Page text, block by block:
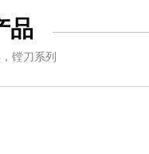
品
镗刀系列